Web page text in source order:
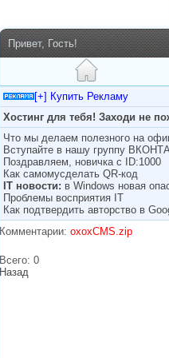
Привет, Гость!
[+] Купить Рекламу
Хостинг для тебя! Заходи не
Что мы делаем полезного на
Вступайте в нашу группу
Поздравляем, новичка с ID:1000
Как самомусделать QR-код
IT новости: в Windows новая
Проблемы восприятия IT
Как подтвердить авторство в
Комментарии: oxoxCMS.zip
Всего: 0
Назад